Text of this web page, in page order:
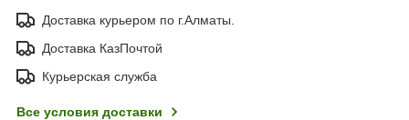
Доставка курьером по г.Алматы.
Доставка КазПочтой
Курьерская служба
Все условия доставки